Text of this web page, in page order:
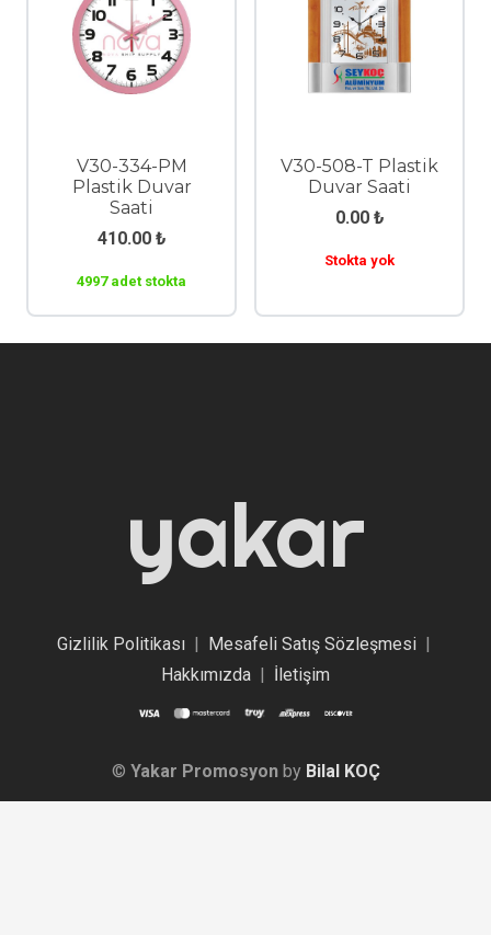
V30-334-PM
Plastik Duvar
Saati
410.00 ₺
4997 adet stokta
V30-508-T Plastik
Duvar Saati
0.00 ₺
Stokta yok
yakar
Gizlilik Politikası| Mesafeli Satış Sözleşmesi|
Hakkımızda
İletişim
© Yakar Promosyonby Bilal KOÇ